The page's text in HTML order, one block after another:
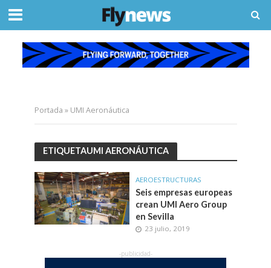
Portada » UMI Aeronáutica
ETIQUETAUMI AERONÁUTICA
AEROESTRUCTURAS
Seis empresas europeas
crean UMI Aero Group
en Sevilla
23 julio, 2019